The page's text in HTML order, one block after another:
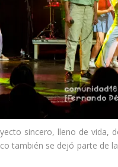
sincero, lleno de vida,
también se dejó parte de